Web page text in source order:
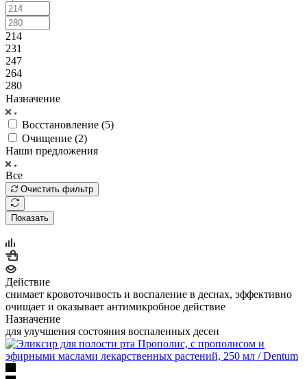
214
231
247
264
280
Назначение
Восстановление (5)
Очищение (2)
Наши предложения
Все
Очистить фильтр
Показать
Действие
снимает кровоточивость и воспаление в деснах, эффективно
очищает и оказывает антимикробное действие
Назначение
для улучшения состояния воспаленных десен